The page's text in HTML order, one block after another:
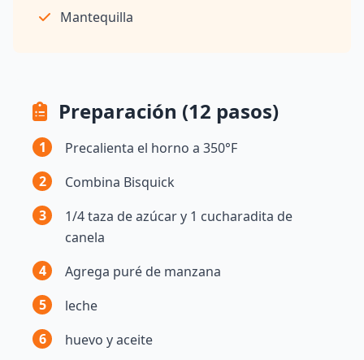
Mantequilla
Preparación (12 pasos)
1
Precalienta el horno a 350°F
2
Combina Bisquick
3
1/4 taza de azúcar y 1 cucharadita de
canela
4
Agrega puré de manzana
5
leche
6
huevo y aceite